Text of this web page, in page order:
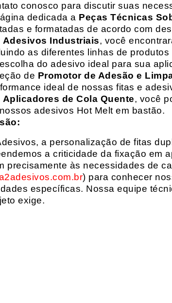
conosco para discutir suas
dedicada a Peças Técnicas
e formatadas de acordo com
Adesivos Industriais, você
as diferentes linhas de
do adesivo ideal para sua
de Promotor de Adesão e
ideal de nossas fitas e
Aplicadores de Cola Quente, você
adesivos Hot Melt em bastão.
a personalização de fitas
a criticidade da fixação em
precisamente às necessidades de
) para conhecer
específicas. Nossa equipe
exige.